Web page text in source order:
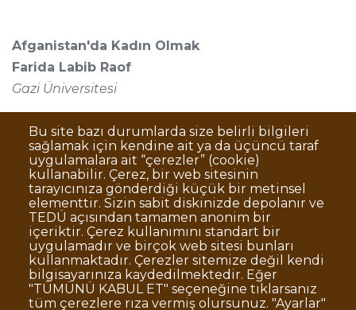
Afganistan'da Kadın Olmak
Farida Labib Raof
Gazi Üniversitesi
Bu site bazı durumlarda size belirli bilgileri
sağlamak için kendine ait ya da üçüncü taraf
uygulamalara ait “çerezler” (cookie)
kullanabilir. Çerez, bir web sitesinin
tarayıcınıza gönderdiği küçük bir metinsel
elementtir. Sizin sabit diskinizde depolanır ve
TEDÜ açısından tamamen anonim bir
içeriktir. Çerez kullanımını standart bir
uygulamadır ve birçok web sitesi bunları
kullanmaktadır. Çerezler sitemize değil kendi
bilgisayarınıza kaydedilmektedir. Eğer
"TÜMÜNÜ KABUL ET" seçeneğine tıklarsanız
tüm çerezlere rıza vermiş olursunuz. "Ayarlar"
Dipnot
Sıkça Sorulan Sorular
Kişisel Verilerin Korunması
Gizlilik Politikası
Sorumluluk Reddi
Açık Rıza
Kurumsal Kimlik